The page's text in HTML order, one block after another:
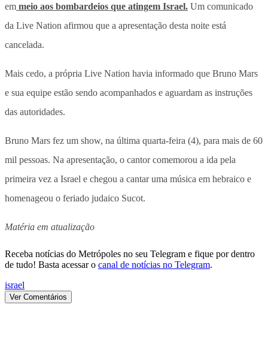
em meio aos bombardeios que atingem Israel. Um comunicado
da Live Nation afirmou que a apresentação desta noite está
cancelada.
Mais cedo, a própria Live Nation havia informado que Bruno Mars
e sua equipe estão sendo acompanhados e aguardam as instruções
das autoridades.
Bruno Mars fez um show, na última quarta-feira (4), para mais de 60
mil pessoas. Na apresentação, o cantor comemorou a ida pela
primeira vez a Israel e chegou a cantar uma música em hebraico e
homenageou o feriado judaico Sucot.
Matéria em atualização
Receba notícias do Metrópoles no seu Telegram e fique por dentro
de tudo! Basta acessar o canal de notícias no Telegram.
israel
Ver Comentários